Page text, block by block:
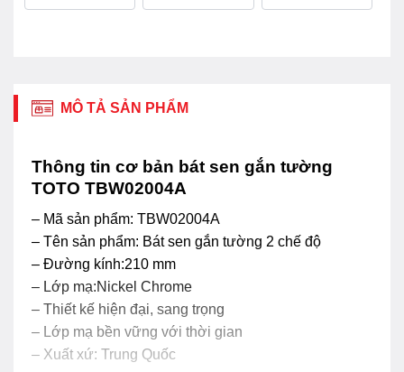
MÔ TẢ SẢN PHẨM
Thông tin cơ bản bát sen gắn tường
TOTO TBW02004A
– Mã sản phẩm: TBW02004A
– Tên sản phẩm: Bát sen gắn tường 2 chế độ
– Đường kính:210 mm
– Lớp mạ:Nickel Chrome
– Thiết kế hiện đại, sang trọng
– Lớp mạ bền vững với thời gian
– Xuất xứ: Trung Quốc